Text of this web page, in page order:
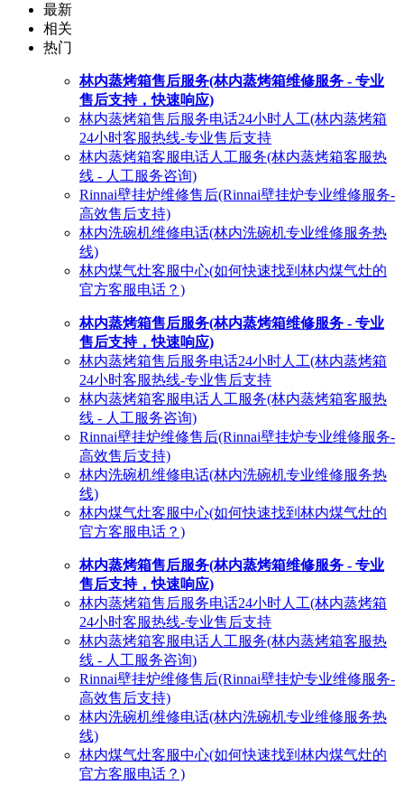
最新
相关
热门
林内蒸烤箱售后服务(林内蒸烤箱维修服务 - 专业
售后支持，快速响应)
林内蒸烤箱售后服务电话24小时人工(林内蒸烤箱
24小时客服热线-专业售后支持
林内蒸烤箱客服电话人工服务(林内蒸烤箱客服热
线 - 人工服务咨询)
Rinnai壁挂炉维修售后(Rinnai壁挂炉专业维修服务-
高效售后支持)
林内洗碗机维修电话(林内洗碗机专业维修服务热
线)
林内煤气灶客服中心(如何快速找到林内煤气灶的
官方客服电话？)
林内蒸烤箱售后服务(林内蒸烤箱维修服务 - 专业
售后支持，快速响应)
林内蒸烤箱售后服务电话24小时人工(林内蒸烤箱
24小时客服热线-专业售后支持
林内蒸烤箱客服电话人工服务(林内蒸烤箱客服热
线 - 人工服务咨询)
Rinnai壁挂炉维修售后(Rinnai壁挂炉专业维修服务-
高效售后支持)
林内洗碗机维修电话(林内洗碗机专业维修服务热
线)
林内煤气灶客服中心(如何快速找到林内煤气灶的
官方客服电话？)
林内蒸烤箱售后服务(林内蒸烤箱维修服务 - 专业
售后支持，快速响应)
林内蒸烤箱售后服务电话24小时人工(林内蒸烤箱
24小时客服热线-专业售后支持
林内蒸烤箱客服电话人工服务(林内蒸烤箱客服热
线 - 人工服务咨询)
Rinnai壁挂炉维修售后(Rinnai壁挂炉专业维修服务-
高效售后支持)
林内洗碗机维修电话(林内洗碗机专业维修服务热
线)
林内煤气灶客服中心(如何快速找到林内煤气灶的
官方客服电话？)